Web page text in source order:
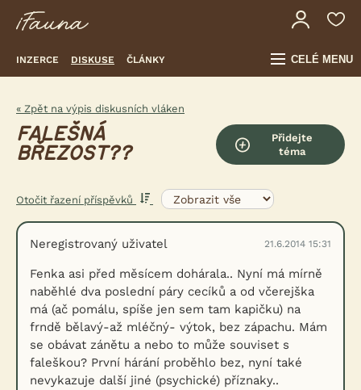
INZERCE DISKUSE ČLÁNKY CELÉ MENU
« Zpět na výpis diskusních vláken
FALEŠNÁ
BŘEZOST??
Přidejte
téma
Otočit řazení příspěvků
Neregistrovaný uživatel 21.6.2014 15:31
Fenka asi před měsícem dohárala.. Nyní má mírně
naběhlé dva poslední páry cecíků a od včerejška
má (ač pomálu, spíše jen sem tam kapičku) na
frndě bělavý-až mléčný- výtok, bez zápachu. Mám
se obávat zánětu a nebo to může souviset s
faleškou? První hárání proběhlo bez, nyní také
nevykazuje další jiné (psychické) příznaky..